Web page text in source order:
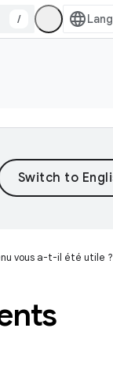
/
vous a-t-il été utile ?